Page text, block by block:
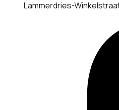
Lammerdries-